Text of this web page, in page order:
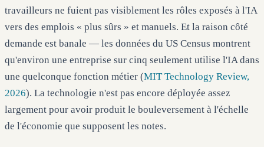
travailleurs ne fuient pas visiblement les rôles exposés à l'IA
vers des emplois « plus sûrs » et manuels. Et la raison côté
demande est banale — les données du US Census montrent
qu'environ une entreprise sur cinq seulement utilise l'IA dans
une quelconque fonction métier (MIT Technology Review,
2026). La technologie n'est pas encore déployée assez
largement pour avoir produit le bouleversement à l'échelle
de l'économie que supposent les notes.